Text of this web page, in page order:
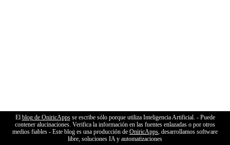
El blog de OniricAppsse escribe sólo porque utiliza Inteligencia Artificial. - Puede
contener alucinaciones. Verifica la información en las fuentes enlazadas o por otros
medios fiables - Este blog es una producción de OniricApps , desarrollamos software
libre, soluciones IA y automatizaciones